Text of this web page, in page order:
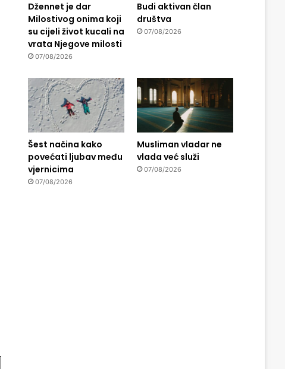
Džennet je dar
Milostivog onima koji
su cijeli život kucali na
vrata Njegove milosti
07/08/2026
Budi aktivan član
društva
07/08/2026
Šest načina kako
povećati ljubav među
vjernicima
07/08/2026
Musliman vladar ne
vlada već služi
07/08/2026